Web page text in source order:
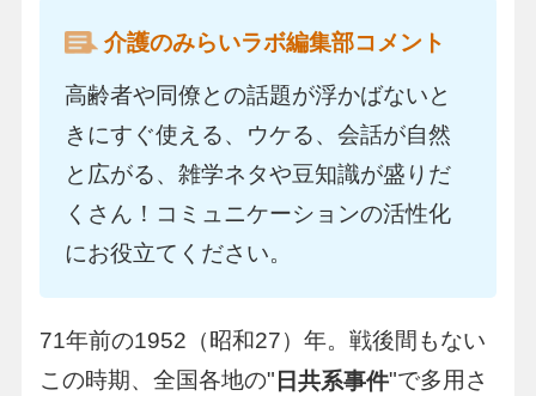
介護のみらいラボ編集部コメント
高齢者や同僚との話題が浮かばないと
きにすぐ使える、ウケる、会話が自然
と広がる、雑学ネタや豆知識が盛りだ
くさん！コミュニケーションの活性化
にお役立てください。
71年前の1952（昭和27）年。戦後間もない
この時期、全国各地の" 日共系事件"で多用さ